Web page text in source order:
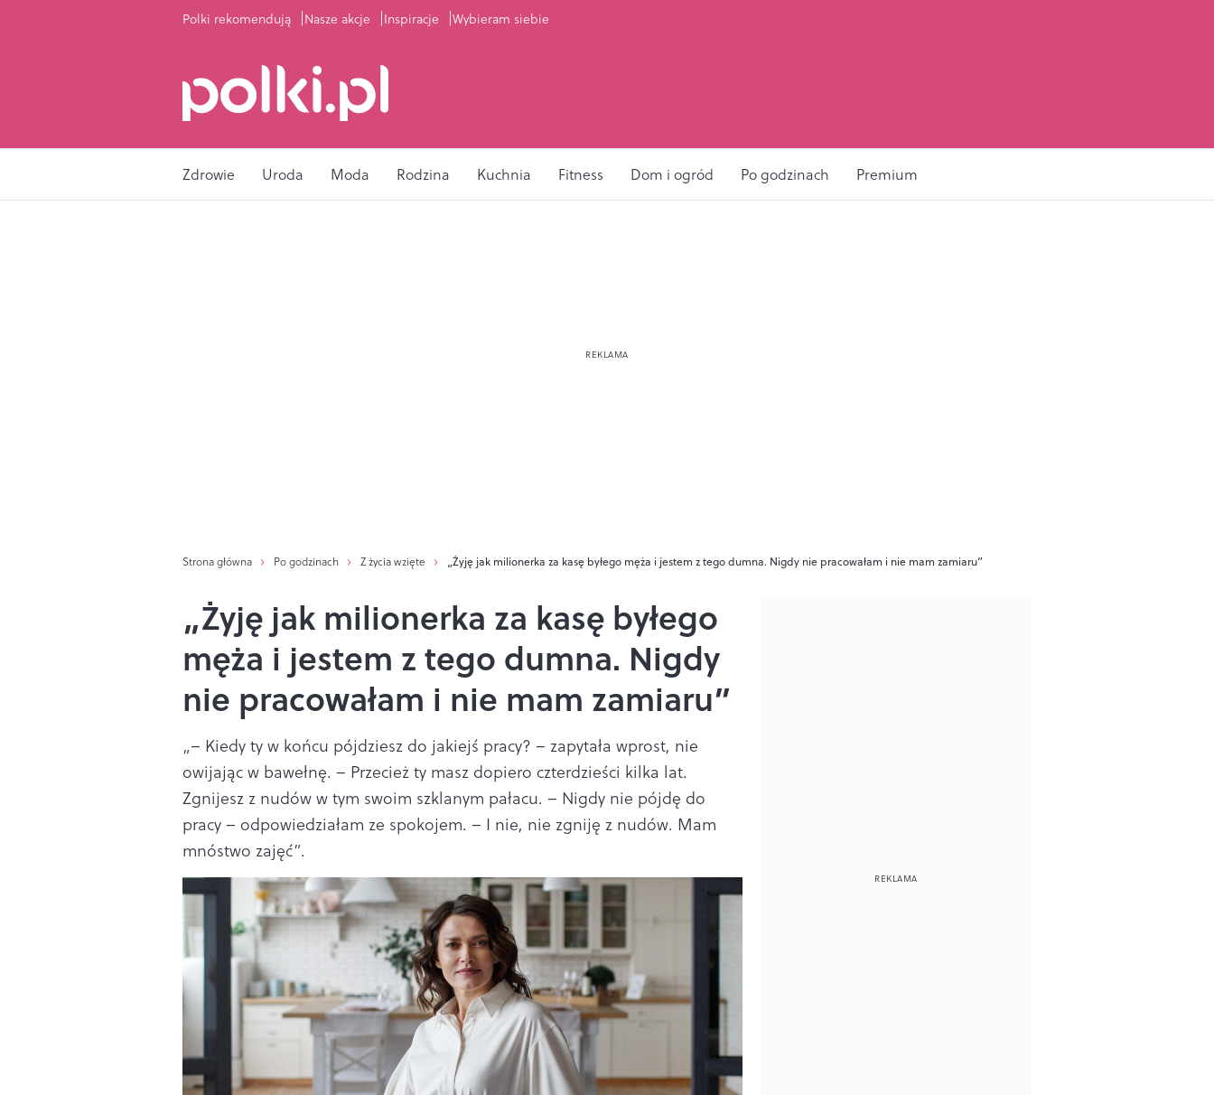
Polki rekomendują Nasze akcje Inspiracje Wybieram siebie
Zdrowie Uroda Moda Rodzina Kuchnia Fitness Dom i ogród Po godzinach Premium
Strona główna Po godzinach Z życia wzięte „Żyję jak milionerka za kasę byłego męża i jestem z tego dumna. Nigdy nie pracowałam i nie mam zamiaru”
„Żyję jak milionerka za kasę byłego
męża i jestem z tego dumna. Nigdy
nie pracowałam i nie mam zamiaru”
„– Kiedy ty w końcu pójdziesz do jakiejś pracy? – zapytała wprost, nie
owijając w bawełnę. – Przecież ty masz dopiero czterdzieści kilka lat.
Zgnijesz z nudów w tym swoim szklanym pałacu. – Nigdy nie pójdę do
pracy – odpowiedziałam ze spokojem. – I nie, nie zgniję z nudów. Mam
mnóstwo zajęć”.